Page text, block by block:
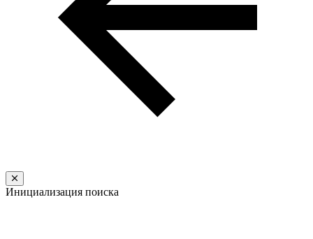
Инициализация поиска